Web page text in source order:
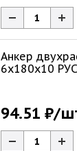
Анкер
6х180х10
94.51 ₽/